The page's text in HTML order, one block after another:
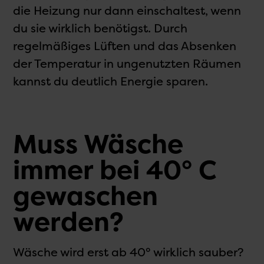
die Heizung nur dann einschaltest, wenn
du sie wirklich benötigst. Durch
regelmäßiges Lüften und das Absenken
der Temperatur in ungenutzten Räumen
kannst du deutlich Energie sparen.
Muss Wäsche
immer bei 40° C
gewaschen
werden?
Wäsche wird erst ab 40° wirklich sauber?